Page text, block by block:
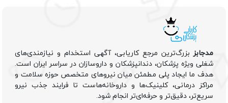
مدجابزبزرگ‌ترین مرجع کاریابی، آگهی استخدام و نیازمندی‌های
شغلی ویژه پزشکان، دندانپزشکان و داروسازان در سراسر ایران است.
هدف ما ایجاد پلی مطمئن میان نیروهای متخصص حوزه سلامت و
مراکز درمانی، کلینیک‌ها و داروخانه‌هاست تا فرایند جذب نیرو
سریع‌تر، دقیق‌تر و حرفه‌ای‌تر انجام شود.